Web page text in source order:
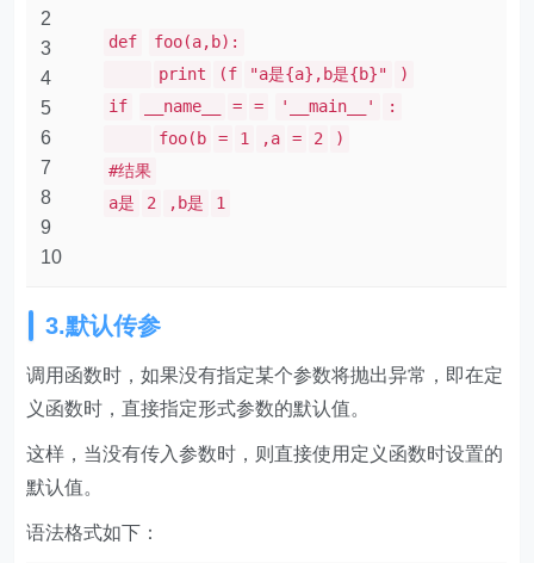
2
3
4
5
6
7
8
9
10
def
foo(a,b):
print
(f "a是{a},b是{b}"
)
if
__name__ = = '__main__'
:
foo(b
= 1 ,a = 2
)
#结果
a是
2 ,b是 1
3.默认传参
调用函数时，如果没有指定某个参数将抛出异常，即在定
义函数时，直接指定形式参数的默认值。
这样，当没有传入参数时，则直接使用定义函数时设置的
默认值。
语法格式如下：